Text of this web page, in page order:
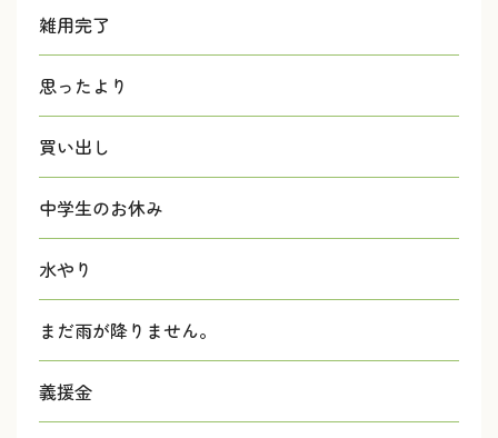
雑用完了
思ったより
買い出し
中学生のお休み
水やり
まだ雨が降りません。
義援金